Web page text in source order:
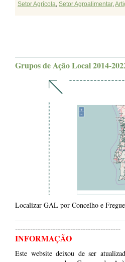
Setor Agrícola, Setor Agroalimentar,
Grupos de Ação Local 2014-
Localizar GAL por Concelho e
------------------------------------------
INFORMAÇÃO
Este website deixou de ser